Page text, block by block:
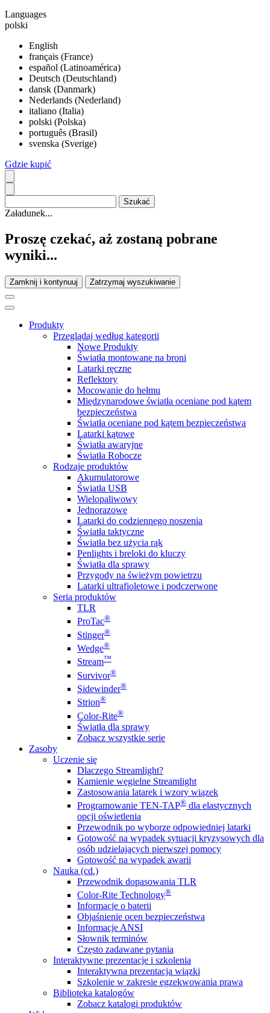
Languages
polski
English
français (France)
español (Latinoamérica)
Deutsch (Deutschland)
dansk (Danmark)
Nederlands (Nederland)
italiano (Italia)
polski (Polska)
português (Brasil)
svenska (Sverige)
Gdzie kupić
Załadunek...
Proszę czekać, aż zostaną pobrane
wyniki...
Zamknij i kontynuuj Zatrzymaj wyszukiwanie
Produkty
Przeglądaj według kategorii
Nowe Produkty
Światła montowane na broni
Latarki ręczne
Reflektory
Mocowanie do hełmu
Międzynarodowe światła oceniane pod kątem
bezpieczeństwa
Światła oceniane pod kątem bezpieczeństwa
Latarki kątowe
Światła awaryjne
Światła Robocze
Rodzaje produktów
Akumulatorowe
Światła USB
Wielopaliwowy
Jednorazowe
Latarki do codziennego noszenia
Światła taktyczne
Światła bez użycia rąk
Penlights i breloki do kluczy
Światła dla sprawy
Przygody na świeżym powietrzu
Latarki ultrafioletowe i podczerwone
Seria produktów
TLR
ProTac®
Stinger®
Wedge®
Stream™
Survivor®
Sidewinder®
Strion®
Color-Rite®
Światła dla sprawy
Zobacz wszystkie serie
Zasoby
Uczenie się
Dlaczego Streamlight?
Kamienie węgielne Streamlight
Zastosowania latarek i wzory wiązek
Programowanie TEN-TAP® dla elastycznych
opcji oświetlenia
Przewodnik po wyborze odpowiedniej latarki
Gotowość na wypadek sytuacji kryzysowych dla
osób udzielających pierwszej pomocy
Gotowość na wypadek awarii
Nauka (cd.)
Przewodnik dopasowania TLR
Color-Rite Technology®
Informacje o baterii
Objaśnienie ocen bezpieczeństwa
Informacje ANSI
Słownik terminów
Często zadawane pytania
Interaktywne prezentacje i szkolenia
Interaktywna prezentacja wiązki
Szkolenie w zakresie egzekwowania prawa
Biblioteka katalogów
Zobacz katalogi produktów